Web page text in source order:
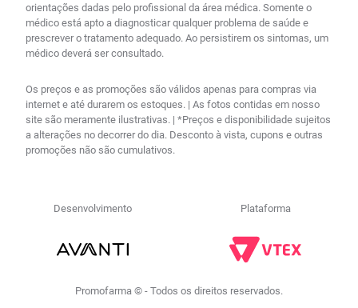
orientações dadas pelo profissional da área médica. Somente o
médico está apto a diagnosticar qualquer problema de saúde e
prescrever o tratamento adequado. Ao persistirem os sintomas, um
médico deverá ser consultado.
Os preços e as promoções são válidos apenas para compras via
internet e até durarem os estoques. | As fotos contidas em nosso
site são meramente ilustrativas. | *Preços e disponibilidade sujeitos
a alterações no decorrer do dia. Desconto à vista, cupons e outras
promoções não são cumulativos.
Desenvolvimento Plataforma
Promofarma © - Todos os direitos reservados.